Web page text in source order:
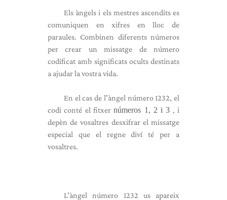
Els àngels i els mestres ascendits es
comuniquen en xifres en lloc de
paraules. Combinen diferents números
per crear un missatge de número
codificat amb significats ocults destinats
a ajudar la vostra vida.
En el cas de l'àngel número 1232, el
codi conté el fitxernúmeros 1, 2 i 3 , i
depèn de vosaltres desxifrar el missatge
especial que el regne diví té per a
vosaltres.
L’àngel número 1232 us apareix